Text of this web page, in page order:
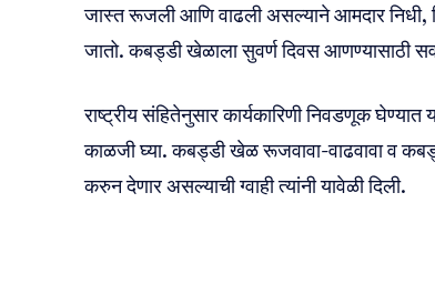
जास्त रूजली आणि वाढली असल्याने आमदार निधी,
जातो. कबड्डी खेळाला सुवर्ण दिवस आणण्यासाठी
राष्ट्रीय संहितेनुसार कार्यकारिणी निवडणूक
काळजी घ्या. कबड्डी खेळ रूजवावा-वाढवावा व
करुन देणार असल्याची ग्वाही त्यांनी यावेळी दिली.